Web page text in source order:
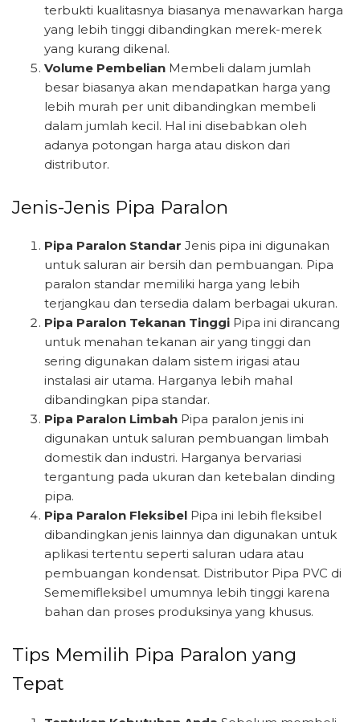
terbukti kualitasnya biasanya menawarkan harga
yang lebih tinggi dibandingkan merek-merek
yang kurang dikenal.
Volume Pembelian Membeli dalam jumlah
besar biasanya akan mendapatkan harga yang
lebih murah per unit dibandingkan membeli
dalam jumlah kecil. Hal ini disebabkan oleh
adanya potongan harga atau diskon dari
distributor.
Jenis-Jenis Pipa Paralon
Pipa Paralon Standar Jenis pipa ini digunakan
untuk saluran air bersih dan pembuangan. Pipa
paralon standar memiliki harga yang lebih
terjangkau dan tersedia dalam berbagai ukuran.
Pipa Paralon Tekanan Tinggi Pipa ini dirancang
untuk menahan tekanan air yang tinggi dan
sering digunakan dalam sistem irigasi atau
instalasi air utama. Harganya lebih mahal
dibandingkan pipa standar.
Pipa Paralon Limbah Pipa paralon jenis ini
digunakan untuk saluran pembuangan limbah
domestik dan industri. Harganya bervariasi
tergantung pada ukuran dan ketebalan dinding
pipa.
Pipa Paralon Fleksibel Pipa ini lebih fleksibel
dibandingkan jenis lainnya dan digunakan untuk
aplikasi tertentu seperti saluran udara atau
pembuangan kondensat. Distributor Pipa PVC di
Sememifleksibel umumnya lebih tinggi karena
bahan dan proses produksinya yang khusus.
Tips Memilih Pipa Paralon yang
Tepat